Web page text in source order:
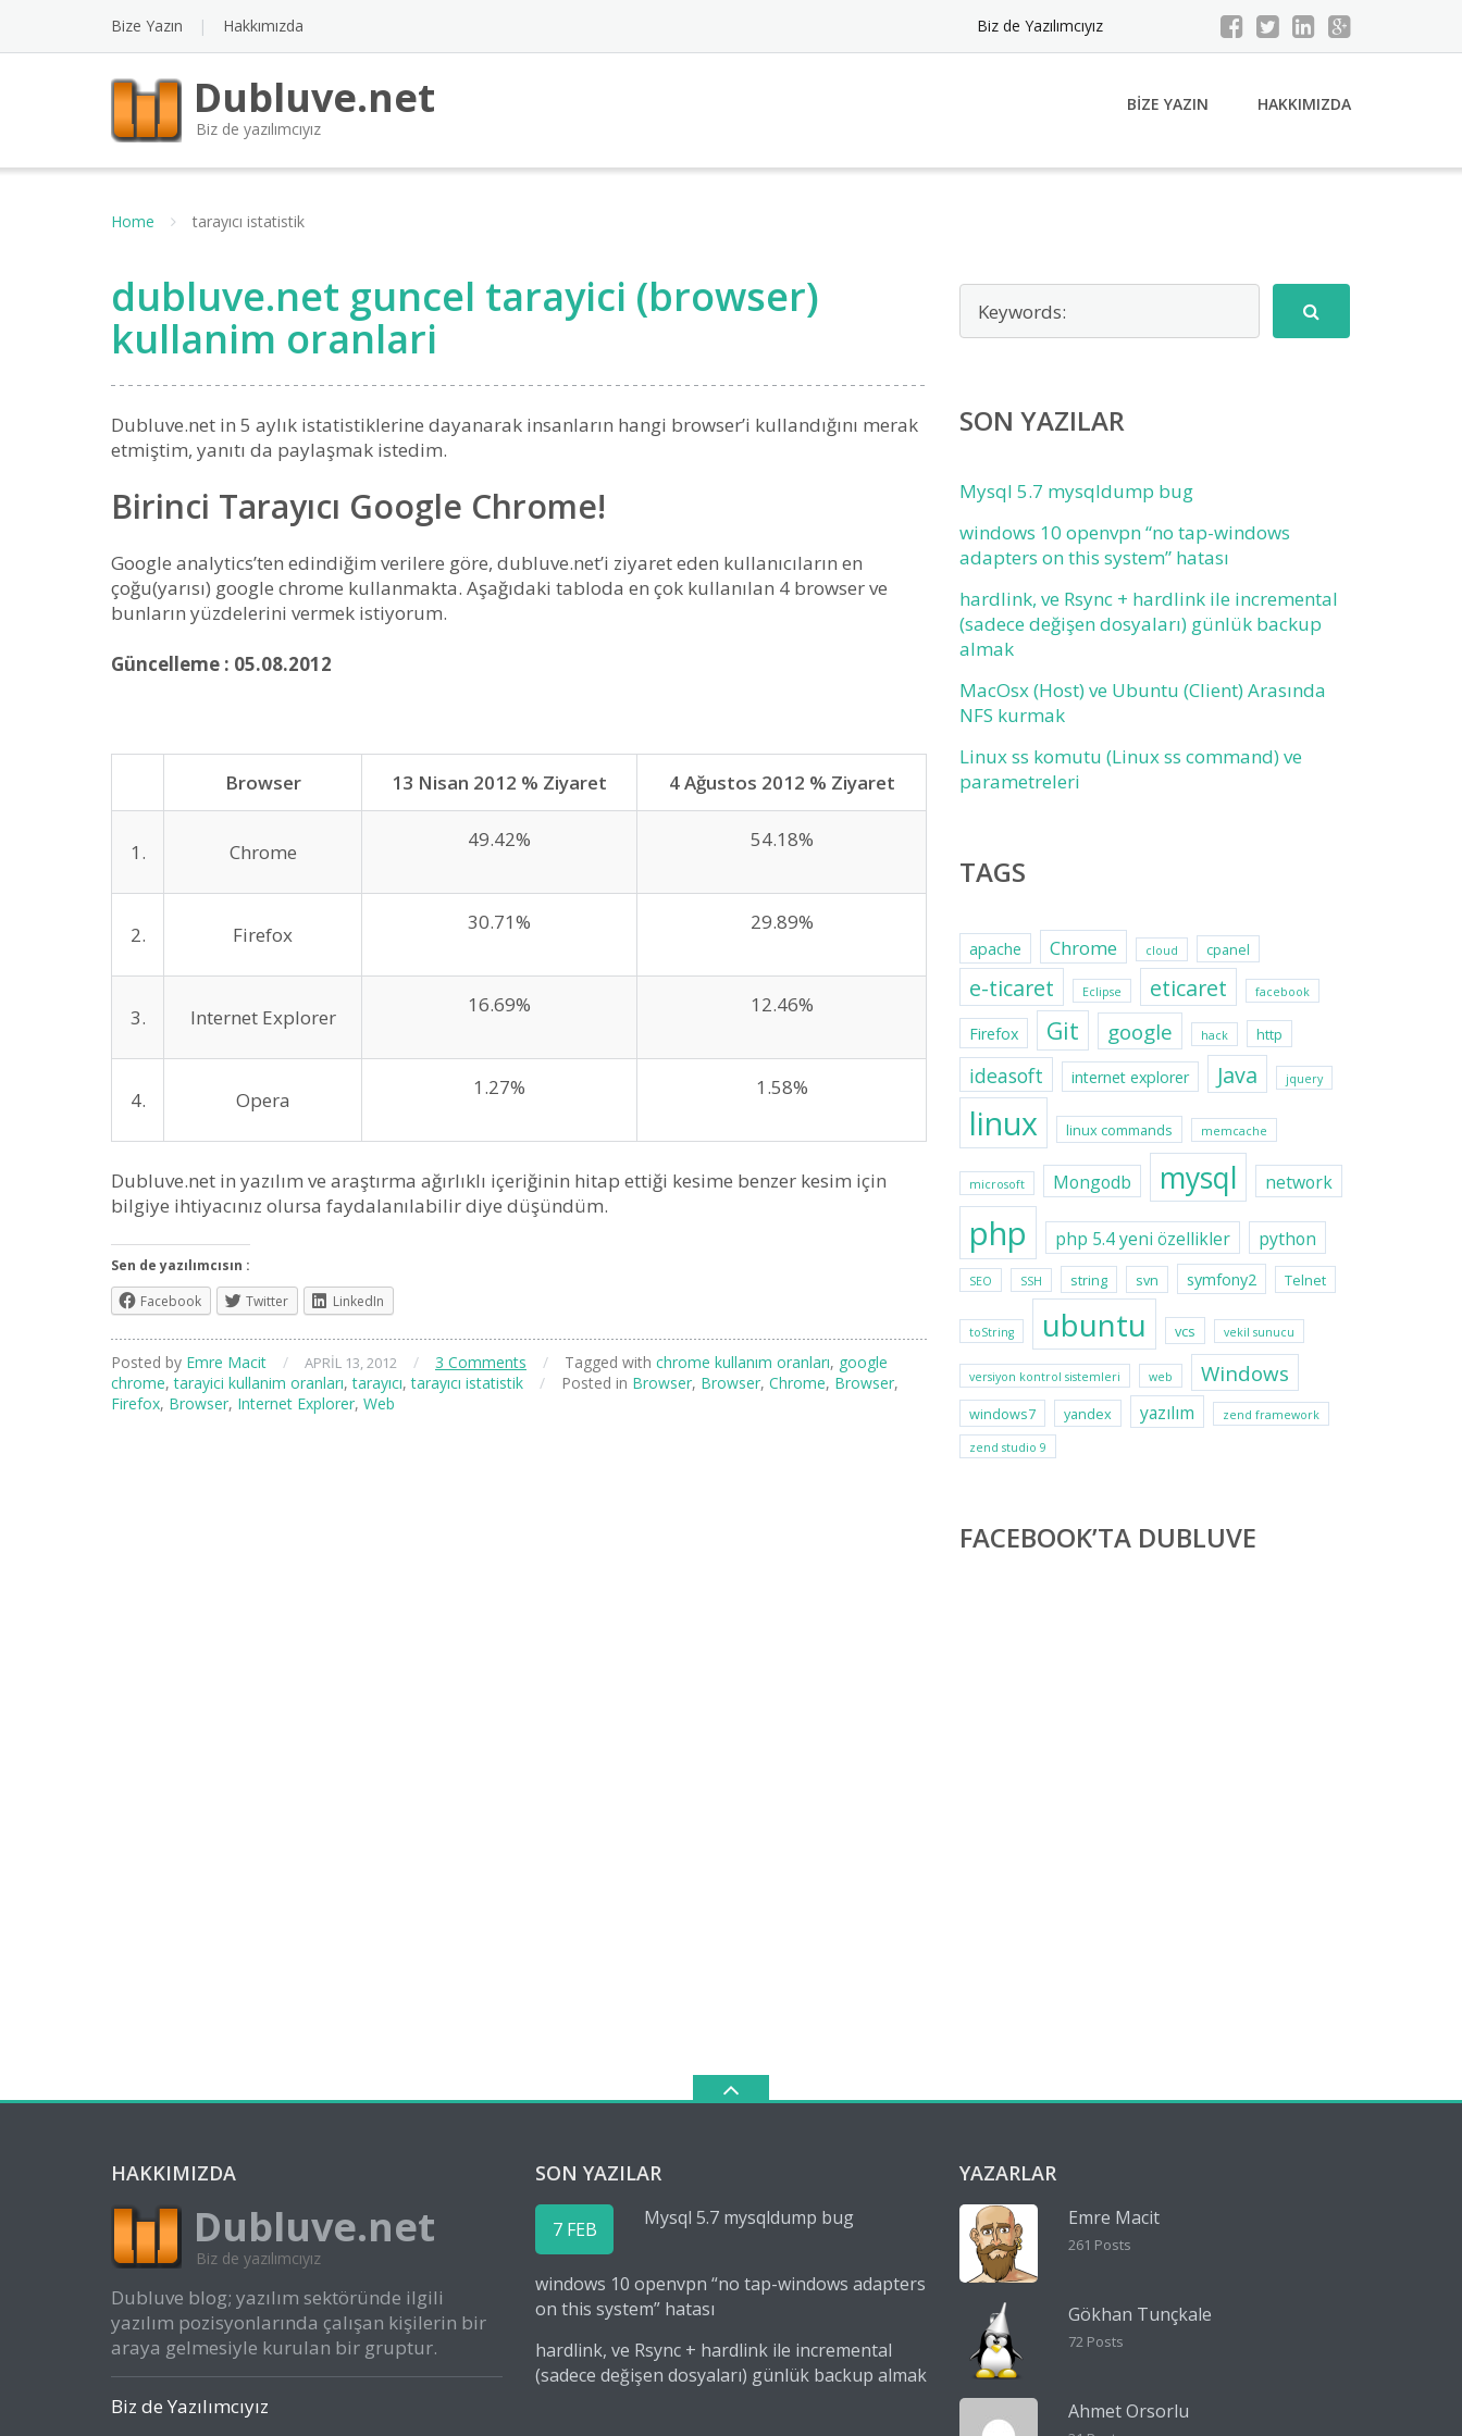
Bize Yazın Hakkımızda Biz de Yazılımcıyız
Dubluve.net
Biz de yazılımcıyız
BIZE YAZIN HAKKIMIZDA
Home tarayıcı istatistik
dubluve.net guncel tarayici (browser)
kullanim oranlari
Dubluve.net in 5 aylık istatistiklerine dayanarak insanların hangi browser’i kullandığını merak
etmiştim, yanıtı da paylaşmak istedim.
Birinci Tarayıcı Google Chrome!
Google analytics’ten edindiğim verilere göre, dubluve.net’i ziyaret eden kullanıcıların en
çoğu(yarısı) google chrome kullanmakta. Aşağıdaki tabloda en çok kullanılan 4 browser ve
bunların yüzdelerini vermek istiyorum.
Güncelleme : 05.08.2012
Browser 13 Nisan 2012 % Ziyaret 4 Ağustos 2012 % Ziyaret
1. Chrome
49.42% 54.18%
2. Firefox
30.71% 29.89%
3. Internet Explorer
16.69% 12.46%
4. Opera
1.27% 1.58%
Dubluve.net in yazılım ve araştırma ağırlıklı içeriğinin hitap ettiği kesime benzer kesim için
bilgiye ihtiyacınız olursa faydalanılabilir diye düşündüm.
Sen de yazılımcısın :
Facebook
Twitter LinkedIn
Posted by Emre Macit / APRIL 13, 2012 / 3 Comments / Tagged with chrome kullanım oranları, google
chrome, tarayici kullanim oranları, tarayıcı, tarayıcı istatistik / Posted in Browser, Browser, Chrome, Browser,
Firefox, Browser, Internet Explorer, Web
SON YAZILAR
Mysql 5.7 mysqldump bug
windows 10 openvpn “no tap-windows
adapters on this system” hatası
hardlink, ve Rsync + hardlink ile incremental
(sadece değişen dosyaları) günlük backup
almak
MacOsx (Host) ve Ubuntu (Client) Arasında
NFS kurmak
Linux ss komutu (Linux ss command) ve
parametreleri
TAGS
apache Chrome cloud cpanel
e-ticaret Eclipse eticaret facebook
Firefox Git google hack http
ideasoft internet explorer Java jquery
linux linux commands memcache
microsoft Mongodb mysql network
php php 5.4 yeni özellikler python
SEO SSH string svn symfony2 Telnet
toString ubuntu vcs vekil sunucu
versiyon kontrol sistemleri web Windows
windows7 yandex yazılım zend framework
zend studio 9
FACEBOOK’TA DUBLUVE
HAKKIMIZDA
Dubluve.net
Biz de yazılımcıyız
Dubluve blog; yazılım sektöründe ilgili
yazılım pozisyonlarında çalışan kişilerin bir
araya gelmesiyle kurulan bir gruptur.
Biz de Yazılımcıyız
SON YAZILAR
7 FEB Mysql 5.7 mysqldump bug
windows 10 openvpn “no tap-windows adapters
on this system” hatası
hardlink, ve Rsync + hardlink ile incremental
(sadece değişen dosyaları) günlük backup almak
YAZARLAR
Emre Macit
261 Posts
Gökhan Tunçkale
72 Posts
Ahmet Orsorlu